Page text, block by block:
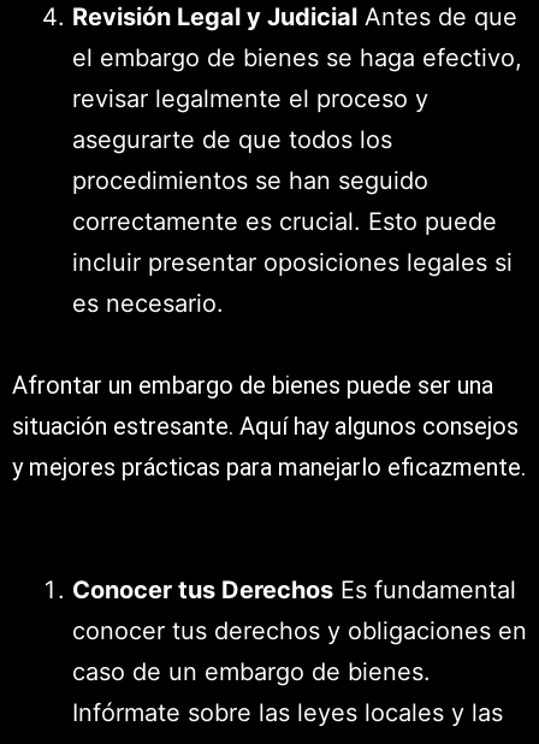
Revisión Legal y Judicial Antes de que
el embargo de bienes se haga efectivo,
revisar legalmente el proceso y
asegurarte de que todos los
procedimientos se han seguido
correctamente es crucial. Esto puede
incluir presentar oposiciones legales si
es necesario.
Afrontar un embargo de bienes puede ser una
situación estresante. Aquí hay algunos consejos
y mejores prácticas para manejarlo eficazmente.
Conocer tus Derechos Es fundamental
conocer tus derechos y obligaciones en
caso de un embargo de bienes.
Infórmate sobre las leyes locales y las